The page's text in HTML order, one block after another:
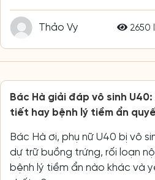
Thảo Vy 2650
Bác Hà giải đáp vô sinh
tiết hay bệnh lý tiềm ẩn
Bác Hà ơi, phụ nữ U40 bị vô
dự trữ buồng trứng, rối loạn
bệnh lý tiềm ẩn nào khác và